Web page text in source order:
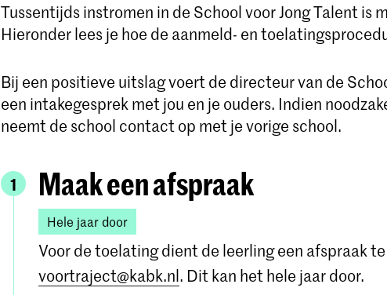
Tussentijds instromen in de School voor Jong Talent is
Hieronder lees je hoe de aanmeld- en
Bij een positieve uitslag voert de directeur van de
een intakegesprek met jou en je ouders. Indien
neemt de school contact op met je vorige school.
1 Maak een afspraak
Hele jaar door
Voor de toelating dient de leerling een afspraak
voortraject@kabk.nl. Dit kan het hele jaar door.